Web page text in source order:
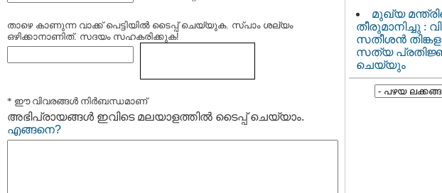
താഴെ കാണുന്ന വാക്ക് പെട്ടിയില്‍ ടൈപ്പ്‌ ചെയ്യുക. സ്പാം ശല്യം
ഒഴിക്കാനാണിത്. സദയം സഹകരിക്കുക!
* ഈ വിവരങ്ങള്‍ നിര്‍ബന്ധമാണ്
അഭിപ്രായങ്ങള്‍ ഇവിടെ മലയാളത്തില്‍ ടൈപ്പ് ചെയ്യാം.
എങ്ങനെ?
മുഖ്യ
തീരുമാനിച്ചു :
സതീശന്‍
സത്യ
ചെയ്യും